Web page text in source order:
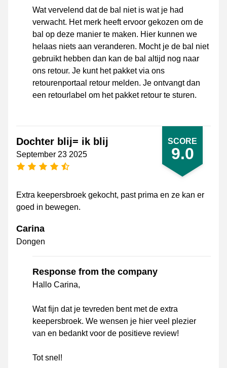
Wat vervelend dat de bal niet is wat je had
verwacht. Het merk heeft ervoor gekozen om de
bal op deze manier te maken. Hier kunnen we
helaas niets aan veranderen. Mocht je de bal niet
gebruikt hebben dan kan de bal altijd nog naar
ons retour. Je kunt het pakket via ons
retourenportaal retour melden. Je ontvangt dan
een retourlabel om het pakket retour te sturen.
SCORE
9.0
Dochter blij= ik blij
September 23 2025
4.5 stars
Extra keepersbroek gekocht, past prima en ze kan er
goed in bewegen.
Carina
Dongen
Response from the company
Hallo Carina,
Wat fijn dat je tevreden bent met de extra
keepersbroek. We wensen je hier veel plezier
van en bedankt voor de positieve review!
Tot snel!